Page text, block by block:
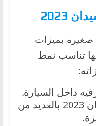
2023
بميزات
تناسب نمط
داخل السيارة.
تتمتع سيارة يارس سيدان 2023 بالعديد من